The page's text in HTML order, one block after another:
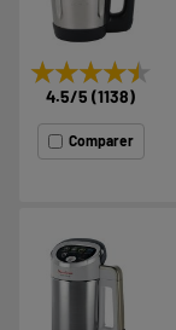
★★★★★
★★★★★
4.5/5 (1138)
Comparer